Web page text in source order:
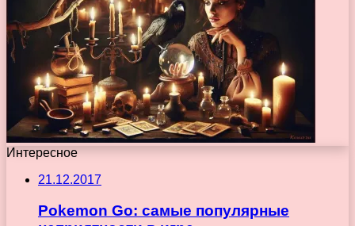
Интересное
21.12.2017
Pokemon Go: самые популярные